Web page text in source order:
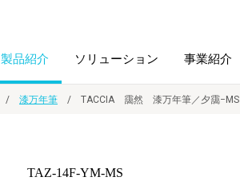
製品紹介 ソリューション 事業紹介
漆万年筆 TACCIA 靄然 漆万年筆／夕靄−MS
TAZ-14F-YM-MS